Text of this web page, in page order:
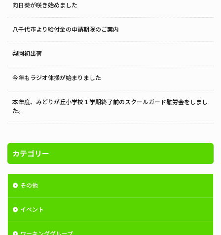
向日葵が咲き始めました
八千代市より給付金の申請期限のご案内
梨園初出荷
今年もラジオ体操が始まりました
本年度、みどりが丘小学校１学期終了前のスクールガード慰労会をしまし
た。
カテゴリー
その他
イベント